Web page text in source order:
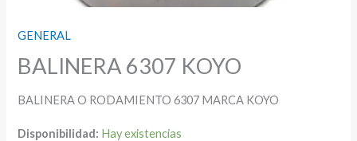
GENERAL
BALINERA 6307 KOYO
BALINERA O RODAMIENTO 6307 MARCA KOYO
Disponibilidad: Hay existencias